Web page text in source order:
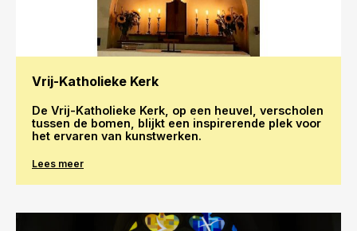
Vrij-Katholieke Kerk
De Vrij-Katholieke Kerk, op een heuvel, verscholen
tussen de bomen, blijkt een inspirerende plek voor
het ervaren van kunstwerken.
Lees meer